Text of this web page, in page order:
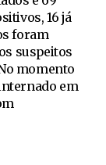
16 já
foram
suspeitos
momento
em